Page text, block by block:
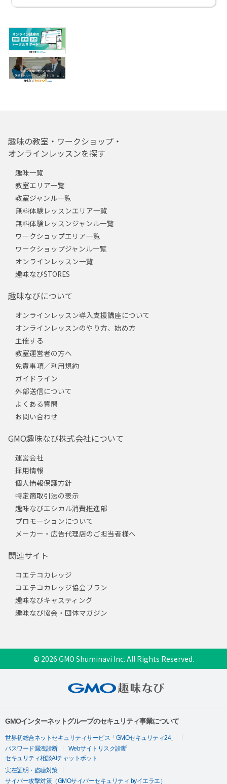
趣味の教室・ワークショップ・
オンラインレッスンを探す
趣味一覧
教室エリア一覧
教室ジャンル一覧
無料体験レッスンエリア一覧
無料体験レッスンジャンル一覧
ワークショップエリア一覧
ワークショップジャンル一覧
オンラインレッスン一覧
趣味なびSTORES
趣味なびについて
オンラインレッスン導入支援講座について
オンラインレッスンのやり方、始め方
主催する
教室運営者の方へ
免責事項／利用規約
ガイドライン
外部送信について
よくある質問
お問い合わせ
GMO趣味なび株式会社について
運営会社
採用情報
個人情報保護方針
特定商取引法の表示
趣味なびエシカル消費推進部
プロモーションについて
メーカー・広告代理店のご担当者様へ
関連サイト
コエテコカレッジ
コエテコカレッジ協会プラン
趣味なびキャスティング
趣味なび協会・団体マガジン
© 2026 GMO Shuminavi Inc. All Rights Reserved.